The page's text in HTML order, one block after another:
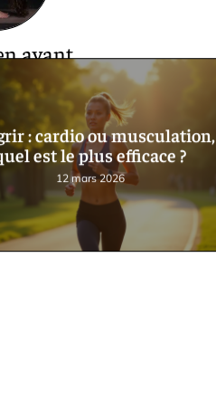
avant
: cardio ou musculation,
est le plus efficace ?
12 mars 2026